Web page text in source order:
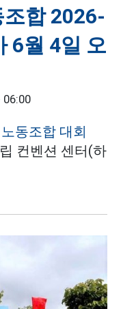
합 2026-
6월 4일 오
동조합 대회
컨벤션 센터(하